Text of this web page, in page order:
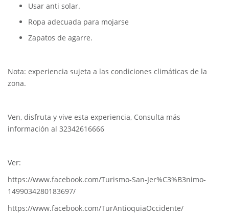
Usar anti solar.
Ropa adecuada para mojarse
Zapatos de agarre.
Nota: experiencia sujeta a las condiciones climáticas de la
zona.
Ven, disfruta y vive esta experiencia, Consulta más
información al 32342616666
Ver:
https://www.facebook.com/Turismo-San-Jer%C3%B3nimo-
1499034280183697/
https://www.facebook.com/TurAntioquiaOccidente/